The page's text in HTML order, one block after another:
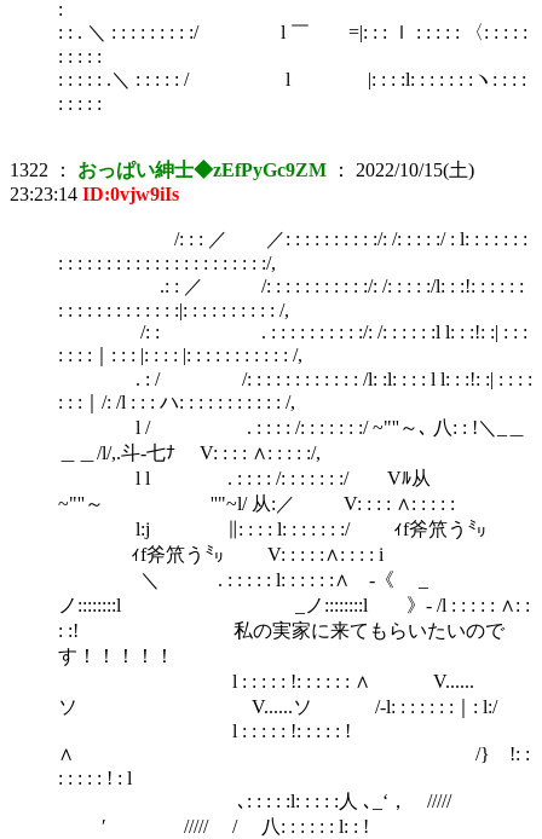
:
: : . ＼ : : : : : : : : :/ l ￣ =|: : : ｌ : : : : : 〈: : : : :
: : : : :
: : : : : .＼ : : : : : / l |: : : :l: : : : : : :ヽ: : : :
: : : : :
1322 ： おっぱい紳士◆zEfPyGc9ZM ： 2022/10/15(土)
23:23:14 ID:0vjw9iIs
/: : : ／ ／: : : : : : : : : :/: /: : : : :/ : l: : : : : : :
: : : : : : : : : : : : : : : : : : : : : :/,
.: : ／ /: : : : : : : : : : :/: /: : : : :/l: : :!: : : : : :
: : : : : : : : : : : : :|: : : : : : : : : : /,
/: : . : : : : : : : : : :/: /: : : : : :l l: : :!: :| : : :
: : : :｜: : : |: : : : |: : : : : : : : : : : /,
. : / /: : : : : : : : : : : : /l: :l: : : : l l: : :!: :| : : : :
: : :｜/: /l : : : ハ: : : : : : : : : : : /,
l / . : : : : /: : : : : : :/ ~"''～､ 八: : !＼_＿
＿＿/l/,.斗‐七ﾅ V: : : : ∧: : : : :/,
l l . : : : : /: : : : : : :/ Vﾙ从
~"''～ ''"~l/ 从:／ V: : : : ∧: : : : :
l:j ∥: : : : l: : : : : : :/ ｨf斧笊う㍉
ｨf斧笊う㍉ V: : : : :∧: : : : i
＼ . : : : : : l: : : : : :∧ -《 _
ノ::::::::l _ノ::::::::l 》- /l : : : : : ∧: :
: :! 私の実家に来てもらいたいので
す！！！！！
l : : : : : !: : : : : : ∧ V......
ソ V......ソ /-l: : : : : : :｜: l:/
l : : : : : !: : : : : !
∧ /} !: :
: : : : : ! : l
､: : : : :l: : : : :人 ､_‘， /////
′ ///// / 八: : : : : : l: : !